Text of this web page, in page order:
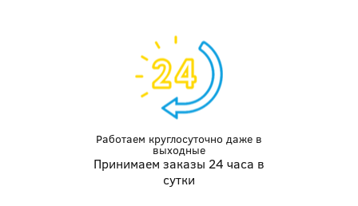
Работаем круглосуточно даже в
выходные
Принимаем заказы 24 часа в
сутки